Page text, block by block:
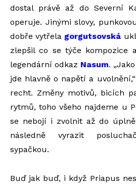
dostal právě až do Severní
operuje. Jinými slovy,
dobře vytřela gorgutsovská
zlepšil co se týče kompozice
legendární odkaz Nasum.
jde hlavně o napětí a
recht. Změny motivů, bicích
rytmů, toho všeho najdeme u
se nebojí i zvolnit až do
následně vyrazit
sypačkou.
Buď jak buď, i když Priapus